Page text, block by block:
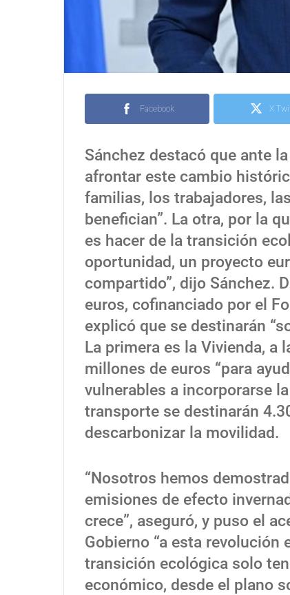
Facebook X
Sánchez destacó que ante
afrontar este cambio
familias, los trabajadores,
benefician”. La otra, por la
es hacer de la transición
oportunidad, un proyecto
compartido”, dijo Sánchez.
euros, cofinanciado por el
explicó que se destinarán
La primera es la Vivienda, a
millones de euros “para
vulnerables a incorporarse
transporte se destinarán
descarbonizar la movilidad.
“Nosotros hemos
emisiones de efecto
crece”, aseguró, y puso el
Gobierno “a esta revolución
transición ecológica solo
económico, desde el plano